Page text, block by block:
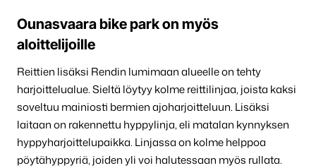
Ounasvaara bike park on myös
aloittelijoille
Reittien lisäksi Rendin lumimaan alueelle on tehty
harjoittelualue. Sieltä löytyy kolme reittilinjaa, joista kaksi
soveltuu mainiosti bermien ajoharjoitteluun. Lisäksi
laitaan on rakennettu hyppylinja, eli matalan kynnyksen
hyppyharjoittelupaikka. Linjassa on kolme helppoa
pöytähyppyriä, joiden yli voi halutessaan myös rullata.